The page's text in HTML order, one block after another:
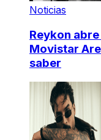
Noticias
Reykon
Movistar
saber